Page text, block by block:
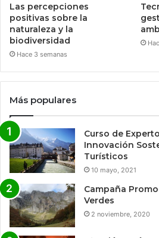
Las percepciones
positivas sobre la
naturaleza y la
biodiversidad
Hace 3 semanas
Más populares
Curso de
Innovación
Turísticos
10 mayo, 2021
Campaña
Verdes
2 noviembre, 2020